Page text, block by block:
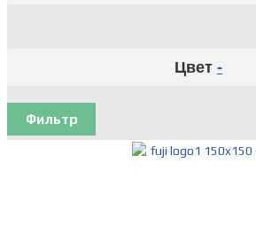
Цвет -
Фильтр